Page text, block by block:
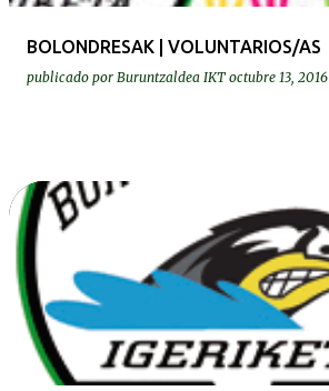
BOLONDRESAK | VOLUNTARIOS/AS
publicado por Buruntzaldea IKT octubre 13, 2016